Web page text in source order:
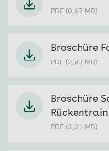
PDF (0,67 MB)
Broschüre
PDF (2,93 MB)
Broschüre
PDF (3,01 MB)